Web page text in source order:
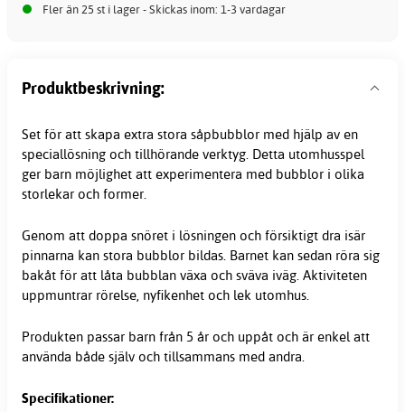
Fler än 25 st i lager - Skickas inom: 1-3 vardagar
Produktbeskrivning:
Set för att skapa extra stora såpbubblor med hjälp av en
speciallösning och tillhörande verktyg. Detta utomhusspel
ger barn möjlighet att experimentera med bubblor i olika
storlekar och former.
Genom att doppa snöret i lösningen och försiktigt dra isär
pinnarna kan stora bubblor bildas. Barnet kan sedan röra sig
bakåt för att låta bubblan växa och sväva iväg. Aktiviteten
uppmuntrar rörelse, nyfikenhet och lek utomhus.
Produkten passar barn från 5 år och uppåt och är enkel att
använda både själv och tillsammans med andra.
Specifikationer: